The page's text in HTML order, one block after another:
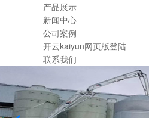
产品展示
新闻中心
公司案例
开云kaiyun网页版登陆
联系我们